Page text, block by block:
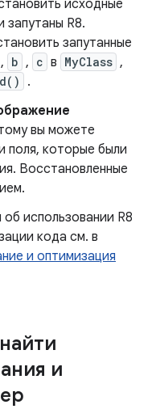
исходные
запутаны R8.
запутанные
, b , c в MyClass ,
.
вы можете
поля, которые были
Восстановленные
использовании R8
кода см. в
и оптимизация
найти
и